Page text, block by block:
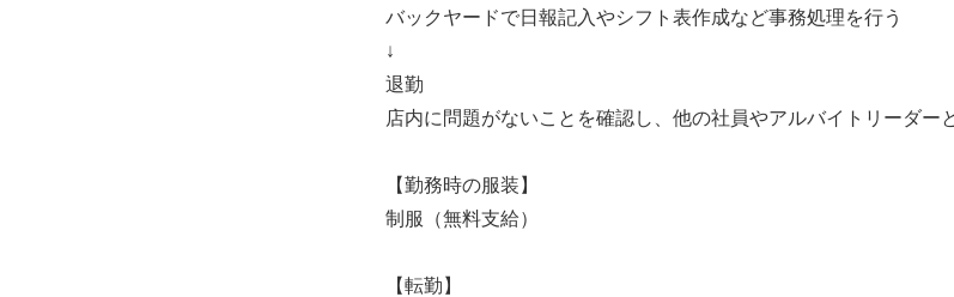
バックヤードで日報記入やシフト表作成など事務処理を行う
↓
退勤
店内に問題がないことを確認し、他の社員やアルバイトリーダー
【勤務時の服装】
制服（無料支給）
【転勤】